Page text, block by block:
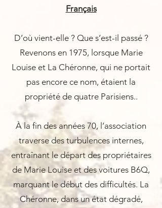
Français
D’où vient-elle ? Que s’est-il passé ?
Revenons en 1975, lorsque Marie
Louise et La Chéronne, qui ne portait
pas encore ce nom, étaient la
propriété de quatre Parisiens..
À la fin des années 70, l’association
traverse des turbulences internes,
entraînant le départ des propriétaires
de Marie Louise et des voitures B6Q,
marquant le début des difficultés. La
Chéronne, dans un état dégradé,